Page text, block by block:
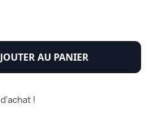
AU PANIER
!